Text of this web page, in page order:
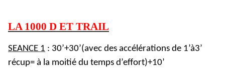
LA 1000 D ET TRAIL
SEANCE 1 : 30’+30’(avec des accélérations de 1’à3’
récup= à la moitié du temps d’effort)+10’